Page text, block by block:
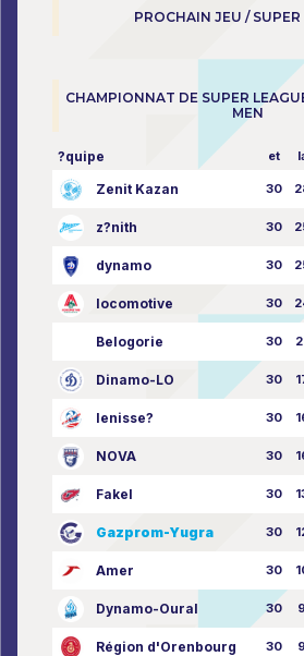
PROCHAIN JEU / SUPER
CHAMPIONNAT DE SUPER
MEN
?quipe et
Zenit Kazan 30
z?nith 30
dynamo 30
locomotive 30
Belogorie 30
Dinamo-LO 30
Ienisse? 30
NOVA 30
Fakel 30
Gazprom-Yugra 30
Amer 30
Dynamo-Oural 30 9
Région d'Orenbourg 30 9